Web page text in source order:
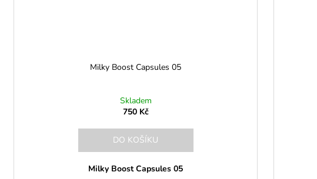
Milky Boost Capsules 05
Skladem
750 Kč
DO KOŠÍKU
Milky Boost Capsules 05